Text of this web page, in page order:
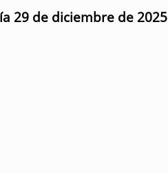
29 de diciembre de 2025